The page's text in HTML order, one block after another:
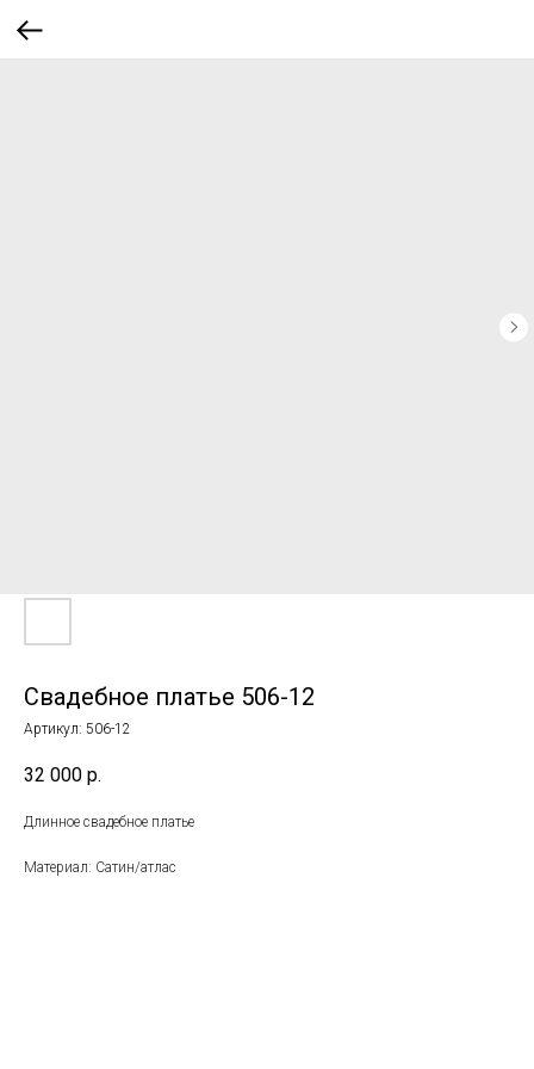
Свадебное платье 506-12
Артикул: 506-12
32 000 р.
Длинное свадебное платье
Материал: Сатин/атлас